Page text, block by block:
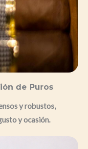
de Puros
y robustos,
y ocasión.